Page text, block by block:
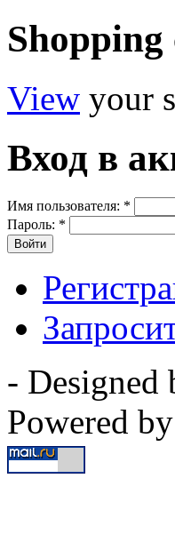
View your
Вход в
Имя пользователя: *
Пароль: *
- Designed
Powered